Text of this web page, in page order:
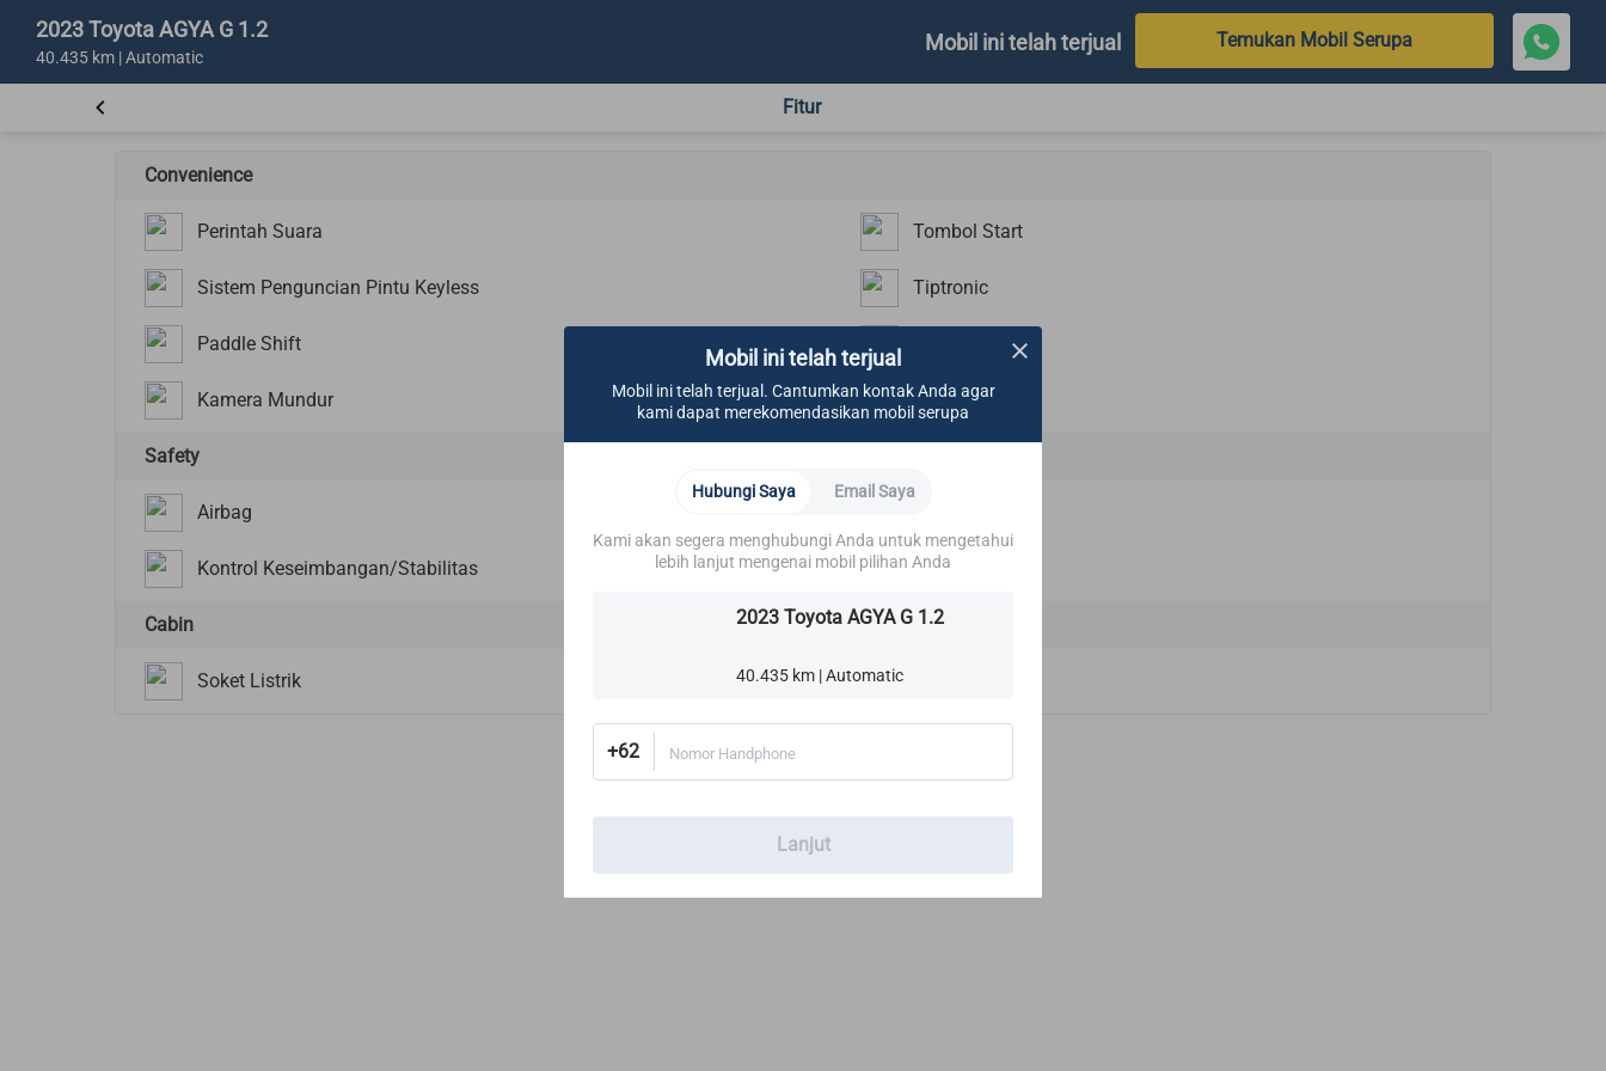
2023 Toyota AGYA G 1.2
40.435 km | Automatic
Mobil ini telah terjual Temukan Mobil Serupa
Fitur
Convenience
Perintah Suara Tombol Start
Sistem Penguncian Pintu Keyless Tiptronic
Paddle Shift
Kamera Mundur Bluetooth
Safety
Airbag
Kontrol Keseimbangan/Stabilitas ISOFIX
Cabin
Soket Listrik
Mobil ini telah terjual
Mobil ini telah terjual. Cantumkan kontak Anda agar
kami dapat merekomendasikan mobil serupa
Hubungi Saya Email Saya
Kami akan segera menghubungi Anda untuk mengetahui
lebih lanjut mengenai mobil pilihan Anda
2023 Toyota AGYA G 1.2
40.435 km | Automatic
+62 Nomor Handphone
Lanjut